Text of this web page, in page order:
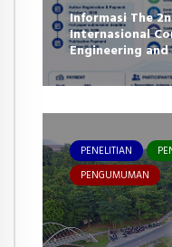
Informasi The
Internasional
Engineering and
PENELITIAN
PENGUMUMAN